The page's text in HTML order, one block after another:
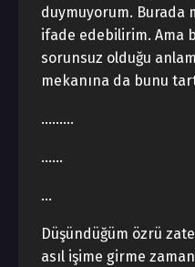
duymuyorum. Burada
ifade edebilirim. Ama
sorunsuz olduğu
mekanına da bunu
………
……
…
Düşündüğüm özrü
asıl işime girme